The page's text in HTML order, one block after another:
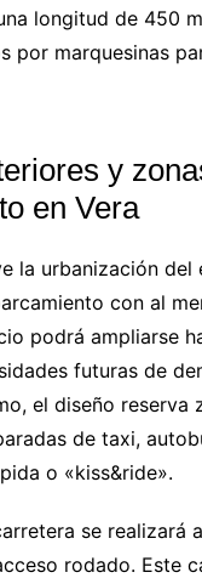
longitud de 450
por marquesinas
y
en Vera
la urbanización del
con al
podrá ampliarse
futuras de
el diseño reserva
de taxi,
o «kiss&ride».
se realizará
rodado. Este